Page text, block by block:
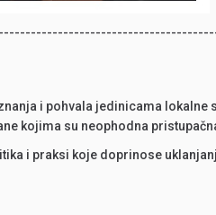
i pohvala jedinicama lokalne
kojima su neophodna
i praksi koje doprinose